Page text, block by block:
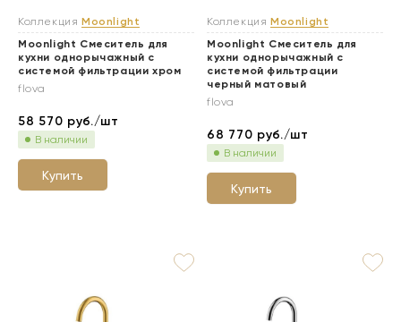
Коллекция Moonlight
Moonlight Смеситель для
кухни однорычажный с
системой фильтрации хром
flova
58 570 руб./шт
В наличии
Купить
Коллекция Moonlight
Moonlight Смеситель для
кухни однорычажный с
системой фильтрации
черный матовый
flova
68 770 руб./шт
В наличии
Купить